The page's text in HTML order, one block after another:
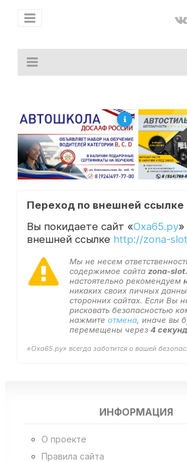
Переход по внешней ссылке
Вы покидаете сайт «Оха65.ру»
внешней ссылке http://zona-
Мы не несем
содержимое сайта zona-
настоятельно рекомендуем
никаких своих личных
сторонних сайтах. Если Вы
рисковать безопасностью
нажмите отмена, иначе вы
перемещены через 4 секунд
«Оха65.ру» всегда заботится о вашей
ИНФОРМАЦИЯ
О проекте
Правила сайта